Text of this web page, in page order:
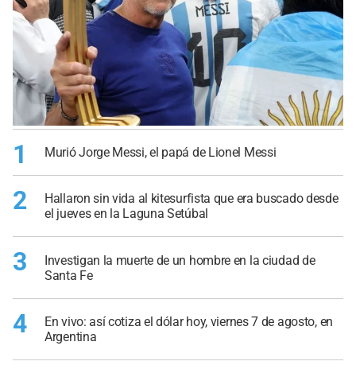
1 Murió Jorge Messi, el papá de Lionel Messi
2
Hallaron sin vida al kitesurfista que era buscado desde
el jueves en la Laguna Setúbal
3
Investigan la muerte de un hombre en la ciudad de
Santa Fe
4
En vivo: así cotiza el dólar hoy, viernes 7 de agosto, en
Argentina